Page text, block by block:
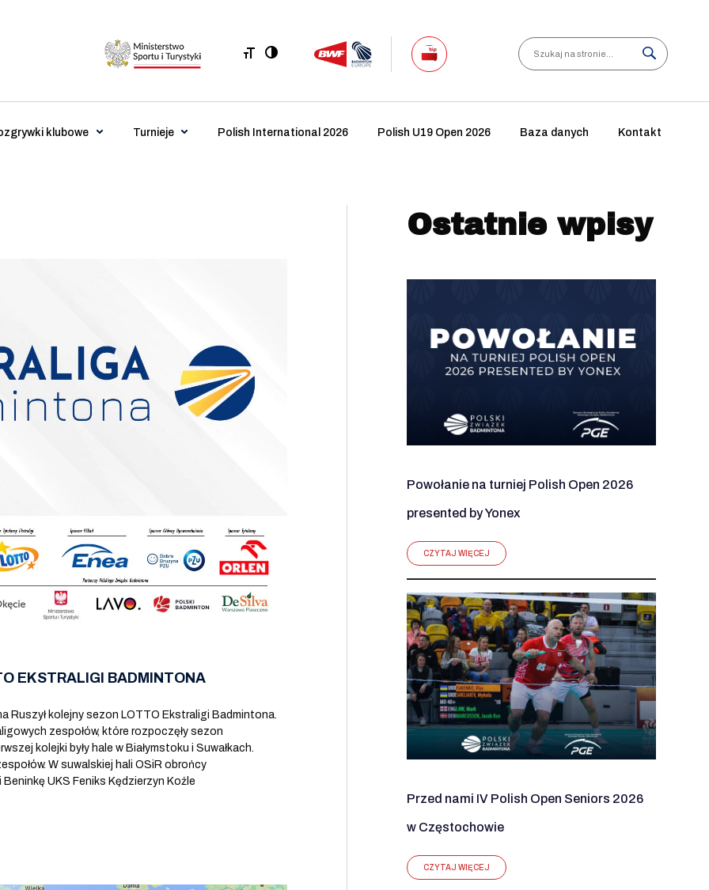
Search
klubowe Turnieje Polish International 2026 Polish U19 Open 2026 Baza danych Kontakt
EKSTRALIGI BADMINTONA
Ruszył kolejny sezon LOTTO Ekstraligi Badmintona.
zespołów, które rozpoczęły sezon
kolejki były hale w Białymstoku i Suwałkach.
W suwalskiej hali OSiR obrońcy
UKS Feniks Kędzierzyn Koźle
Ostatnie wpisy
Powołanie na turniej Polish Open 2026
presented by Yonex
CZYTAJ WIĘCEJ
Przed nami IV Polish Open Seniors 2026
w Częstochowie
CZYTAJ WIĘCEJ